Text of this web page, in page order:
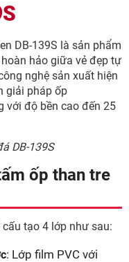
DB-139S là sản phẩm
hảo giữa vẻ đẹp tự
nghệ sản xuất hiện
giải pháp ốp
với độ bền cao đến 25
DB-139S
ốp than tre
tạo 4 lớp như sau:
: Lớp film PVC với